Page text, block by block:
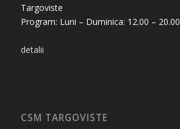
Targoviste
Program: Luni – Duminica: 12.00 – 20.00
detalii
CSM TARGOVISTE